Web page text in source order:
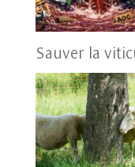
Sauver la